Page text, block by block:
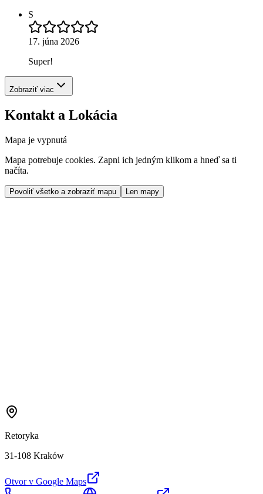
S
17. júna 2026
Super!
Zobraziť viac
Kontakt a Lokácia
Mapa je vypnutá
Mapa potrebuje cookies. Zapni ich jedným klikom a hneď sa ti
načíta.
Povoliť všetko a zobraziť mapu Len mapy
Retoryka
31-108 Kraków
Otvor v Google Maps